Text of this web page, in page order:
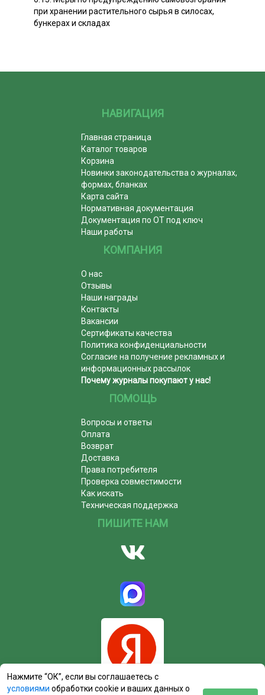
при хранении растительного сырья в силосах,
бункерах и складах
НАВИГАЦИЯ
Главная страница
Каталог товаров
Корзина
Новинки законодательства о журналах,
формах, бланках
Карта сайта
Нормативная документация
Документация по ОТ под ключ
Наши работы
КОМПАНИЯ
О нас
Отзывы
Наши награды
Контакты
Вакансии
Сертификаты качества
Политика конфиденциальности
Согласие на получение рекламных и
информационных рассылок
Почему журналы покупают у нас!
ПОМОЩЬ
Вопросы и ответы
Оплата
Возврат
Доставка
Права потребителя
Проверка совместимости
Как искать
Техническая поддержка
ПИШИТЕ НАМ
Нажмите “ОК”, если вы соглашаетесь с
условиями обработки cookie и ваших данных о